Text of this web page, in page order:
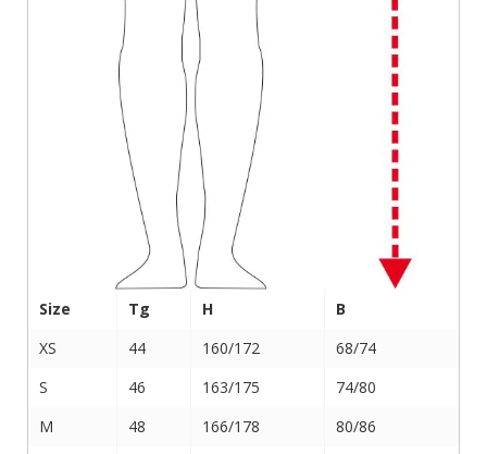
Size Tg H
B
XS
44 160/172
68/74
S
46 163/175
74/80
M
48 166/178
80/86